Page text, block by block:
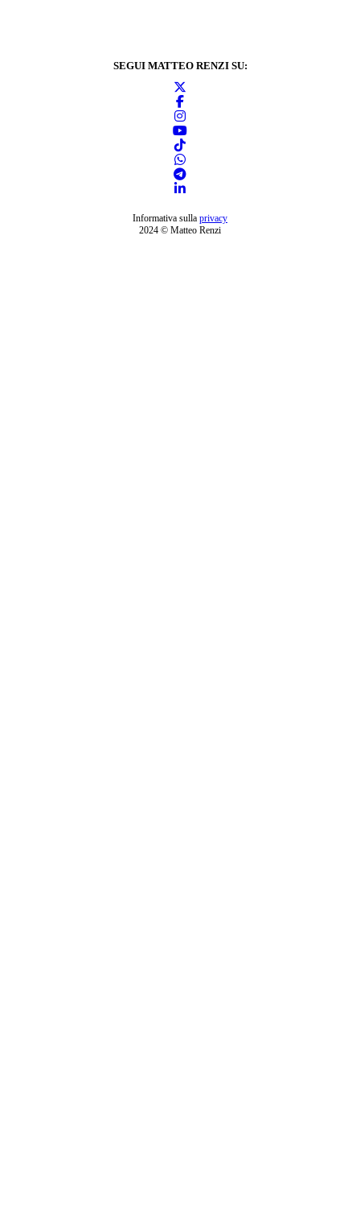
SEGUI MATTEO RENZI SU:
Informativa sulla privacy
2024 © Matteo Renzi